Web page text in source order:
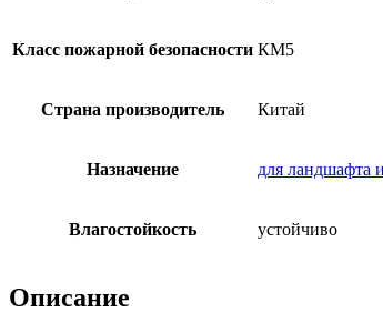
Класс пожарной безопасности КМ5
Страна производитель Китай
Назначение для ландшафта
Влагостойкость устойчиво
Описание